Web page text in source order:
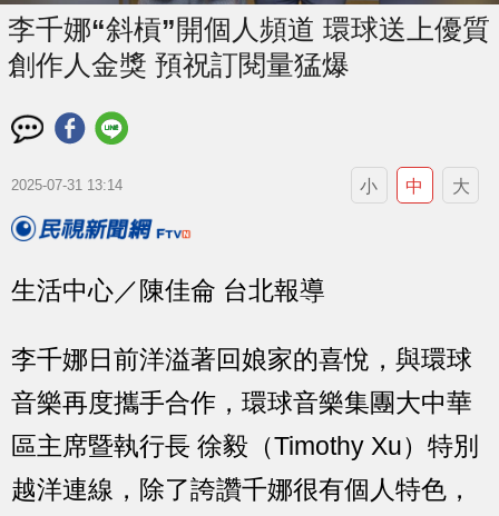
李千娜“斜槓”開個人頻道 環球送上優質
創作人金獎 預祝訂閱量猛爆
2025-07-31 13:14 小 中 大
生活中心／陳佳侖 台北報導
李千娜日前洋溢著回娘家的喜悅，與環球
音樂再度攜手合作，環球音樂集團大中華
區主席暨執行長 徐毅（Timothy Xu）特別
越洋連線，除了誇讚千娜很有個人特色，